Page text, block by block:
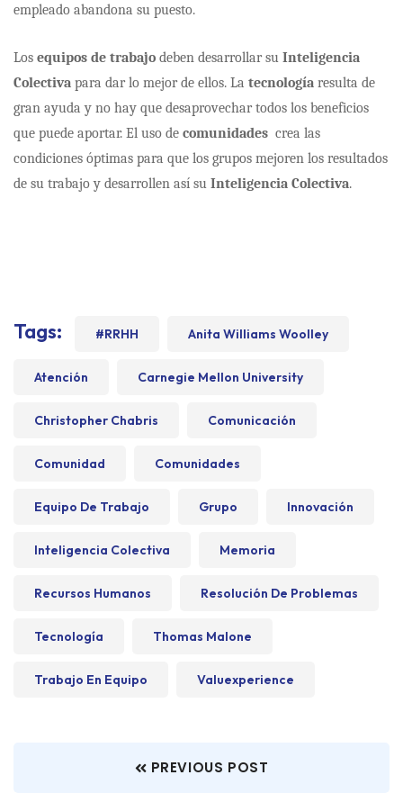
empleado abandona su puesto.
Los equipos de trabajo deben desarrollar su Inteligencia
Colectiva para dar lo mejor de ellos. La tecnología resulta de
gran ayuda y no hay que desaprovechar todos los beneficios
que puede aportar. El uso de comunidades crea las
condiciones óptimas para que los grupos mejoren los resultados
de su trabajo y desarrollen así su Inteligencia Colectiva.
Tags: #RRHH Anita Williams Woolley
Atención Carnegie Mellon University
Christopher Chabris Comunicación
Comunidad Comunidades
Equipo De Trabajo Grupo Innovación
Inteligencia Colectiva Memoria
Recursos Humanos Resolución De Problemas
Tecnología Thomas Malone
Trabajo En Equipo Valuexperience
PREVIOUS POST